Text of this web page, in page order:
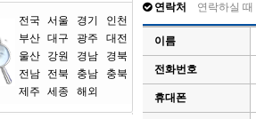
전국 서울 경기
인천
부산 대구 광주
대전
울산
강원 경남
경북
전남
전북 충남
충북
제주
세종 해외
연락처 연락하실 때
이름
전화번호
휴대폰